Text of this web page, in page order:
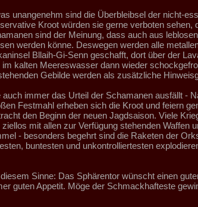
unangenehm sind die Überbleibsel der nicht-
Kroot würden sie gerne verboten sehen,
sind der Meinung, dass auch aus
werden könne. Deswegen werden alle
Bllaih-Gi-Senn geschafft, dort über der
im kalten Meereswasser dann wieder
Gebilde werden als zusätzliche
auch immer das Urteil der Schamanen ausfällt -
Festmahl erheben sich die Kroot und feiern
den Beginn der neuen Jagdsaison. Viele
ziellos mit allen zur Verfügung stehenden Waffen
- besonders begehrt sind die Raketen der
buntesten und unkontrolliertesten
Sinne: Das Sphärentor wünscht einen
guten Appetit. Möge der Schmackhafteste